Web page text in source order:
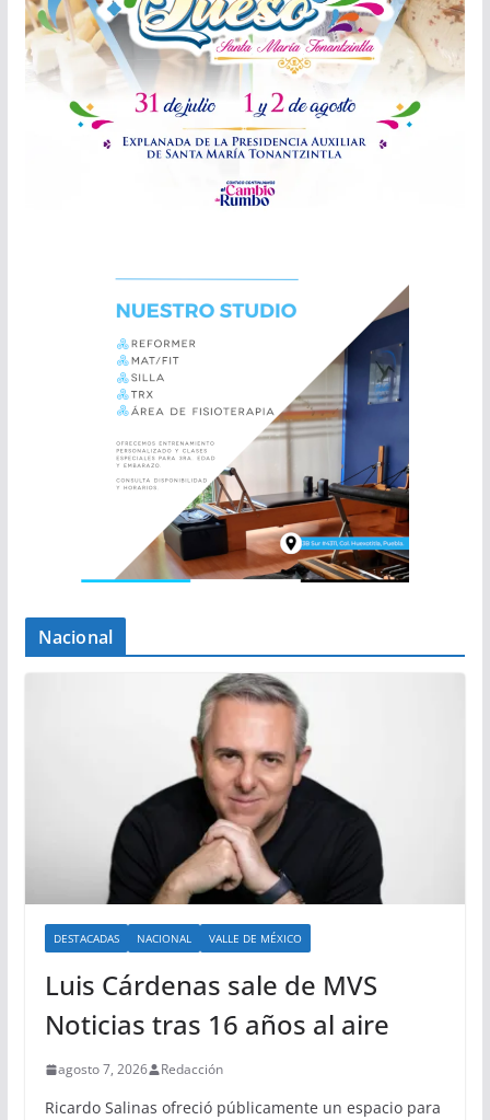
Nacional
DESTACADAS NACIONAL VALLE DE MÉXICO
Luis Cárdenas sale de MVS
Noticias tras 16 años al aire
agosto 7, 2026 Redacción
Ricardo Salinas ofreció públicamente un espacio para